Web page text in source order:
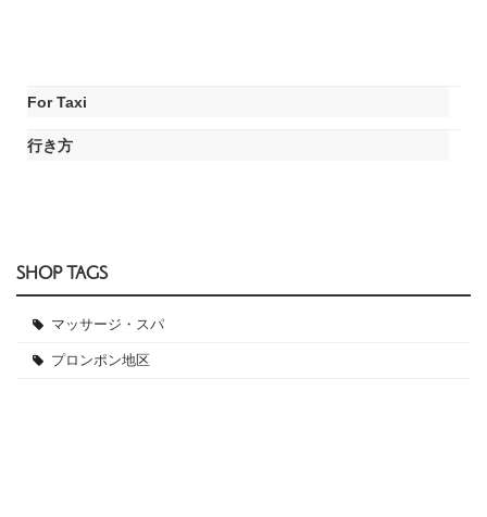
For Taxi
行き方
SHOP TAGS
マッサージ・スパ
プロンポン地区